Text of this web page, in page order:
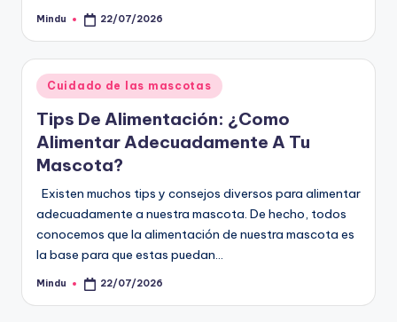
Publicado
Mindu 22/07/2026
Publicado
en
Cuidado de las mascotas
Tips De Alimentación: ¿Como
Alimentar Adecuadamente A Tu
Mascota?
Existen muchos tips y consejos diversos para alimentar
adecuadamente a nuestra mascota. De hecho, todos
conocemos que la alimentación de nuestra mascota es
la base para que estas puedan…
Publicado
Mindu 22/07/2026